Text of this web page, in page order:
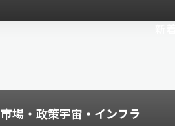
市場・政策宇宙・インフラ